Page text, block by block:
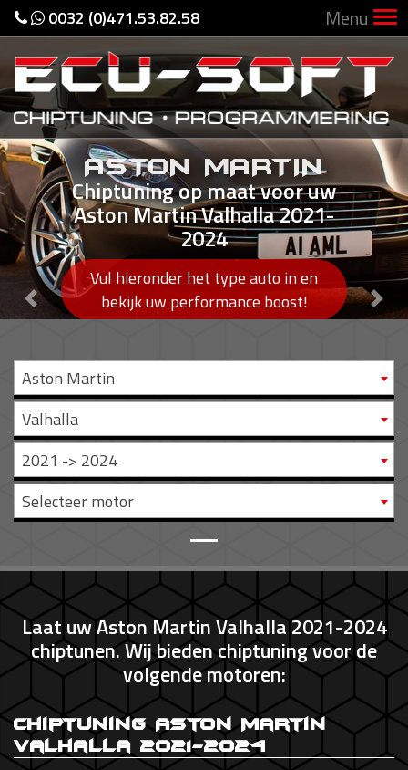
0032 (0)471.53.82.58 Menu
ASTON MARTIN
Chiptuning op maat voor uw
Aston Martin Valhalla 2021-
2024
Vul hieronder het type auto in en
bekijk uw performance boost!
Previous
Aston Martin
Valhalla
2021 -> 2024
Selecteer motor
Laat uw Aston Martin Valhalla 2021-2024
chiptunen. Wij bieden chiptuning voor de
volgende motoren:
Chiptuning Aston Martin
Valhalla 2021-2024